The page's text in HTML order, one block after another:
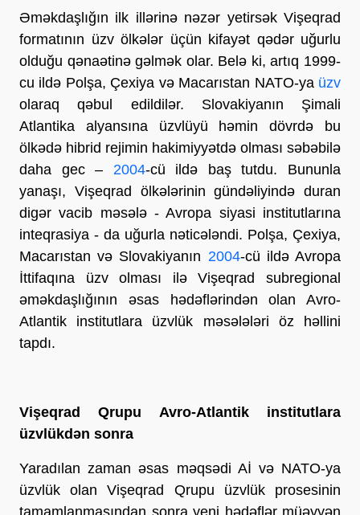
Əməkdaşlığın ilk illərinə nəzər yetirsək Vişeqrad
formatının üzv ölkələr üçün kifayət qədər uğurlu
olduğu qənaətinə gəlmək olar. Belə ki, artıq 1999-
cu ildə Polşa, Çexiya və Macarıstan NATO-ya üzv
olaraq qəbul edildilər. Slovakiyanın Şimali
Atlantika alyansına üzvlüyü həmin dövrdə bu
ölkədə hibrid rejimin hakimiyyətdə olması səbəbilə
daha gec – 2004-cü ildə baş tutdu. Bununla
yanaşı, Vişeqrad ölkələrinin gündəliyində duran
digər vacib məsələ - Avropa siyasi institutlarına
inteqrasiya - da uğurla nəticələndi. Polşa, Çexiya,
Macarıstan və Slovakiyanın 2004-cü ildə Avropa
İttifaqına üzv olması ilə Vişeqrad subregional
əməkdaşlığının əsas hədəflərindən olan Avro-
Atlantik institutlara üzvlük məsələləri öz həllini
tapdı.
Vişeqrad Qrupu Avro-Atlantik institutlara
üzvlükdən sonra
Yaradılan zaman əsas məqsədi Aİ və NATO-ya
üzvlük olan Vişeqrad Qrupu üzvlük prosesinin
tamamlanmasından sonra yeni hədəflər müəyyən